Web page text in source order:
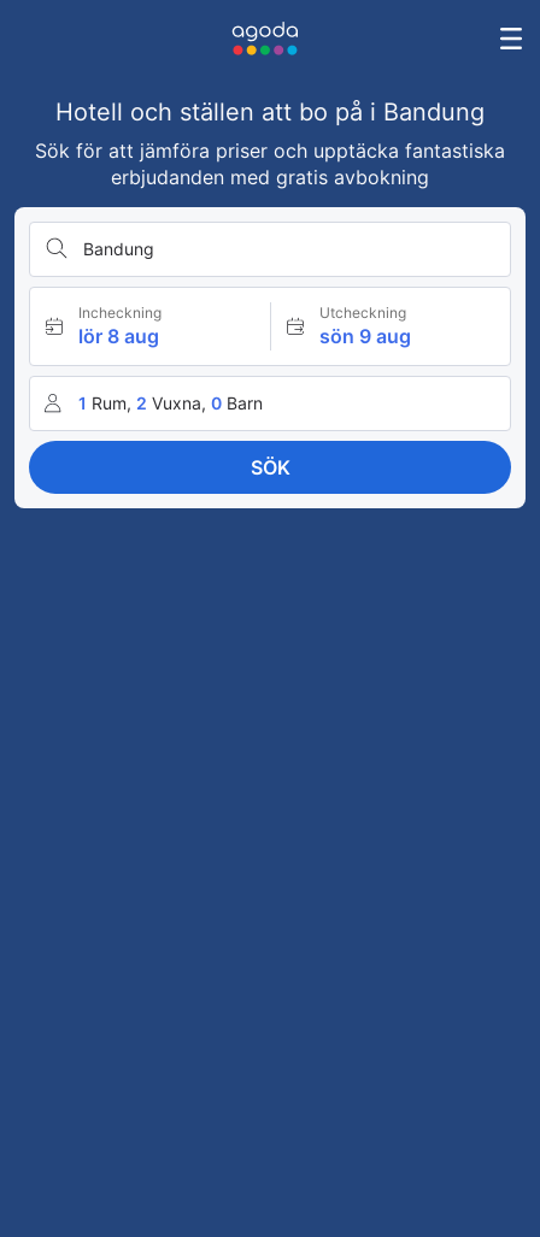
Hotell och ställen att bo på i Bandung
Sök för att jämföra priser och upptäcka fantastiska
erbjudanden med gratis avbokning
Bandung
Incheckning
lör 8 aug
Utcheckning
sön 9 aug
1 Rum, 2 Vuxna, 0 Barn
SÖK